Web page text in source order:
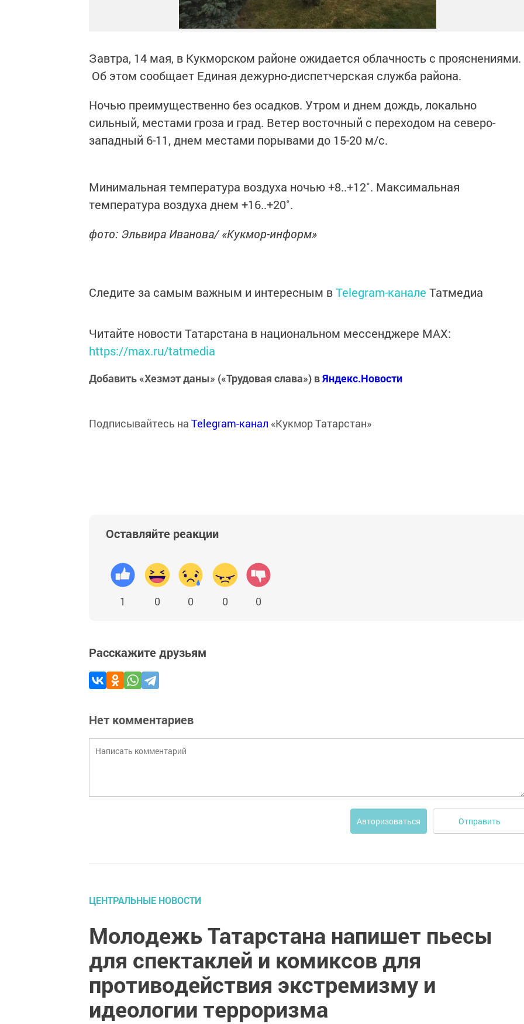
Завтра, 14 мая, в Кукморском районе ожидается облачность с прояснениями.
Об этом сообщает Единая дежурно-диспетчерская служба района.
Ночью преимущественно без осадков. Утром и днем дождь, локально
сильный, местами гроза и град. Ветер восточный с переходом на северо-
западный 6-11, днем местами порывами до 15-20 м/с.
Минимальная температура воздуха ночью +8..+12˚. Максимальная
температура воздуха днем +16..+20˚.
фото: Эльвира Иванова/ «Кукмор-информ»
Следите за самым важным и интересным вTelegram-канале Татмедиа
Читайте новости Татарстана в национальном мессенджере MАХ:
https://max.ru/tatmedia
Добавить «Хезмэт даны» («Трудовая слава») вЯндекс.Новости
Подписывайтесь на Telegram-канал «Кукмор Татарстан»
Оставляйте реакции
1 0 0 0 0
Расскажите друзьям
Нет комментариев
Авторизоваться Отправить
ЦЕНТРАЛЬНЫЕ НОВОСТИ
Молодежь Татарстана напишет пьесы
для спектаклей и комиксов для
противодействия экстремизму и
идеологии терроризма